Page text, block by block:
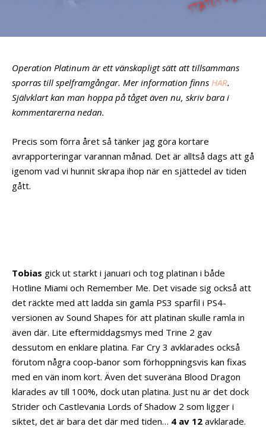
Operation Platinum är ett vänskapligt sätt att tillsammans
sporras till spelframgångar. Mer information finns HÄR.
Självklart kan man hoppa på tåget även nu, skriv bara i
kommentarerna nedan.
Precis som förra året så tänker jag göra kortare
avrapporteringar varannan månad. Det är alltså dags att gå
igenom vad vi hunnit skrapa ihop när en sjättedel av tiden
gått.
Tobias gick ut starkt i januari och tog platinan i både
Hotline Miami och Remember Me. Det visade sig också att
det räckte med att ladda sin gamla PS3 sparfil i PS4-
versionen av Sound Shapes för att platinan skulle ramla in
även där. Lite eftermiddagsmys med Trine 2 gav
dessutom en enklare platina. Far Cry 3 avklarades också
förutom några coop-banor som förhoppningsvis kan fixas
med en vän inom kort. Även det suveräna Blood Dragon
klarades av till 100%, dock utan platina. Just nu är det dock
Strider och Castlevania Lords of Shadow 2 som ligger i
siktet, det är bara det där med tiden… 4 av 12 avklarade.